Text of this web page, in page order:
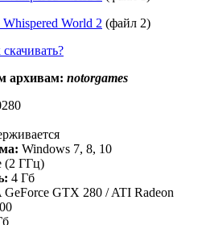
World 2 (файл 2)
архивам: notorgames
Windows 7, 8, 10
(2 ГГц)
4 Гб
GTX 280 / ATI Radeon